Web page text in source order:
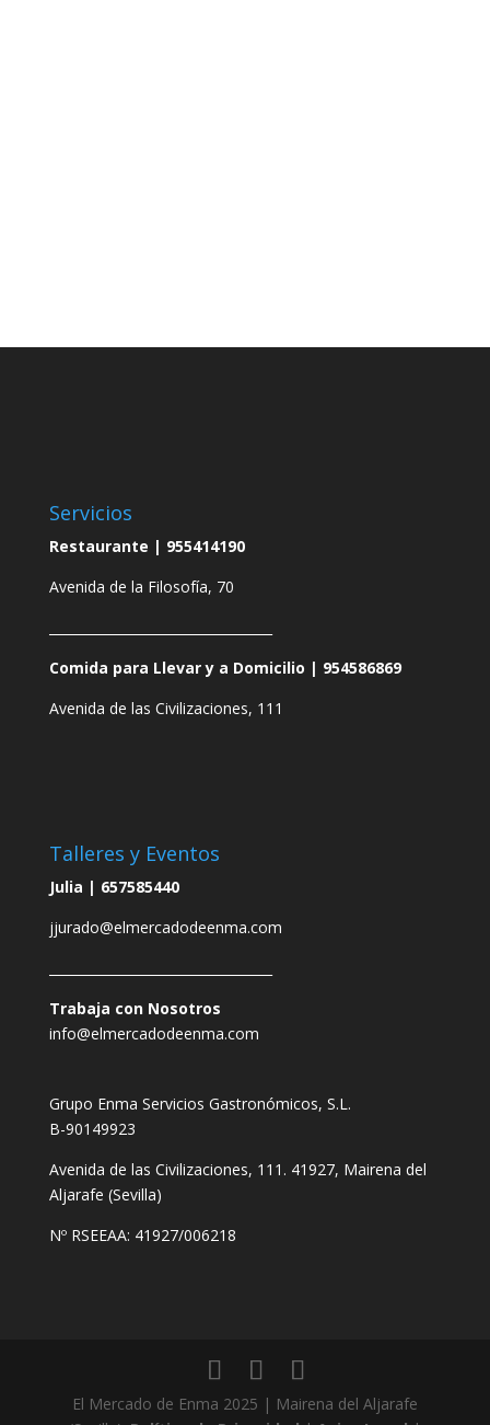
Servicios
Restaurante | 955414190
Avenida de la Filosofía, 70
Comida para Llevar y a Domicilio | 954586869
Avenida de las Civilizaciones, 111
Talleres y Eventos
Julia | 657585440
jjurado@elmercadodeenma.com
Trabaja con Nosotros
info@elmercadodeenma.com
Grupo Enma Servicios Gastronómicos, S.L.
B-90149923
Avenida de las Civilizaciones, 111. 41927, Mairena del
Aljarafe (Sevilla)
Nº RSEEAA: 41927/006218
El Mercado de Enma 2025 | Mairena del Aljarafe